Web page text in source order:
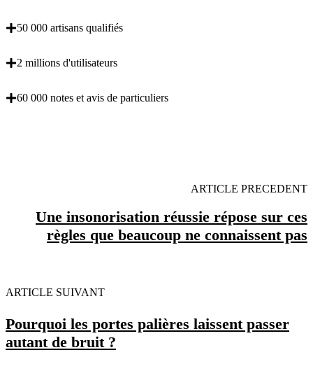
50 000 artisans qualifiés
2 millions d'utilisateurs
60 000 notes et avis de particuliers
ARTICLE PRECEDENT
Une insonorisation réussie répose sur ces
règles que beaucoup ne connaissent pas
ARTICLE SUIVANT
Pourquoi les portes palières laissent passer
autant de bruit ?